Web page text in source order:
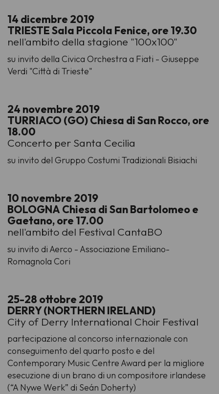
14 dicembre 2019
TRIESTE Sala Piccola Fenice, ore 19.30
nell'ambito della stagione "100x100"
su invito della Civica Orchestra a Fiati - Giuseppe
Verdi "Città di Trieste"
24 novembre 2019
TURRIACO (GO) Chiesa di San Rocco, ore
18.00
Concerto per Santa Cecilia
su invito del Gruppo Costumi Tradizionali Bisiachi
10 novembre 2019
BOLOGNA Chiesa di San Bartolomeo e
Gaetano, ore 17.00
nell'ambito del Festival CantaBO
su invito di Aerco - Associazione Emiliano-
Romagnola Cori
25-28 ottobre 2019
DERRY (NORTHERN IRELAND)
City of Derry International Choir Festival
partecipazione al concorso internazionale con
conseguimento del quarto posto e del
Contemporary Music Centre Award per la migliore
esecuzione di un brano di un compositore irlandese
(“A Nywe Werk” di Seán Doherty)